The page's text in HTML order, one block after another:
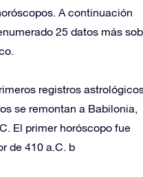
A continuación
25 datos más
registros
se remontan a Babilonia,
El primer horóscopo fue
de 410 a.C. b